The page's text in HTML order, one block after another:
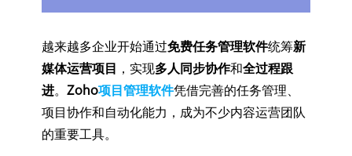
越来越多企业开始通过免费任务管理软件统筹新
媒体运营项目 ，实现多人同步协作和全过程跟
进。 Zoho项目管理软件凭借完善的任务管理、
项目协作和自动化能力，成为不少内容运营团队
的重要工具。